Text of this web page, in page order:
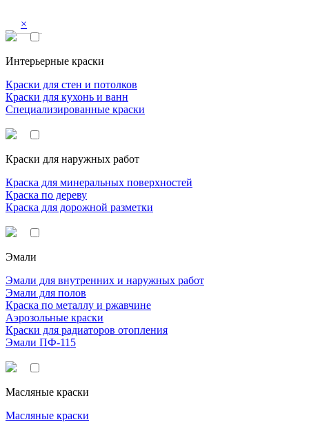
×
Интерьерные краски
Краски для стен и потолков
Краски для кухонь и ванн
Специализированные краски
Краски для наружных работ
Краска для минеральных поверхностей
Краска по дереву
Краска для дорожной разметки
Эмали
Эмали для внутренних и наружных работ
Эмали для полов
Краска по металлу и ржавчине
Аэрозольные краски
Краски для радиаторов отопления
Эмали ПФ-115
Масляные краски
Масляные краски